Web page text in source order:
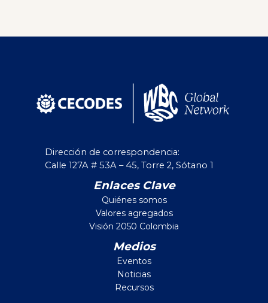
Dirección de correspondencia:
Calle 127A # 53A – 45, Torre 2, Sótano 1
Enlaces Clave
Quiénes somos
Valores agregados
Visión 2050 Colombia
Medios
Eventos
Noticias
Recursos